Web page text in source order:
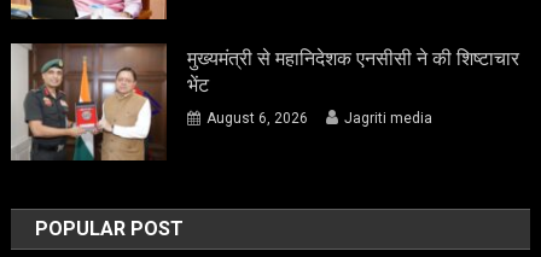
मुख्यमंत्री से महानिदेशक एनसीसी ने की शिष्टाचार
भेंट
August 6, 2026 Jagriti media
POPULAR POST